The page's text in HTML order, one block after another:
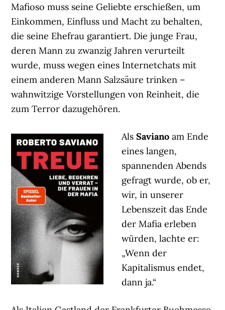
Mafioso muss seine Geliebte erschießen, um
Einkommen, Einfluss und Macht zu behalten,
die seine Ehefrau garantiert. Die junge Frau,
deren Mann zu zwanzig Jahren verurteilt
wurde, muss wegen eines Internetchats mit
einem anderen Mann Salzsäure trinken –
wahnwitzige Vorstellungen von Reinheit, die
zum Terror dazugehören.
AlsSaviano am Ende
eines langen,
spannenden Abends
gefragt wurde, ob er,
wir, in unserer
Lebenszeit das Ende
der Mafia erleben
würden, lachte er:
„Wenn der
Kapitalismus endet,
dann ja.“